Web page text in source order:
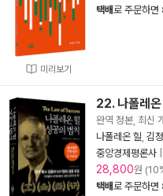
미리보기
택배로 주문하면
22. 나폴레
완역 정본, 최신
나폴레온 힐 김
중앙경제평론사
28,800원
택배로 주문하면